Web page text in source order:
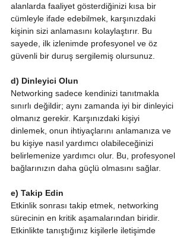
alanlarda faaliyet gösterdiğinizi kısa bir
cümleyle ifade edebilmek, karşınızdaki
kişinin sizi anlamasını kolaylaştırır. Bu
sayede, ilk izlenimde profesyonel ve öz
güvenli bir duruş sergilemiş olursunuz.
d) Dinleyici Olun
Networking sadece kendinizi tanıtmakla
sınırlı değildir; aynı zamanda iyi bir dinleyici
olmanız gerekir. Karşınızdaki kişiyi
dinlemek, onun ihtiyaçlarını anlamanıza ve
bu kişiye nasıl yardımcı olabileceğinizi
belirlemenize yardımcı olur. Bu, profesyonel
bağlarınızın daha güçlü olmasını sağlar.
e) Takip Edin
Etkinlik sonrası takip etmek, networking
sürecinin en kritik aşamalarından biridir.
Etkinlikte tanıştığınız kişilerle iletişimde